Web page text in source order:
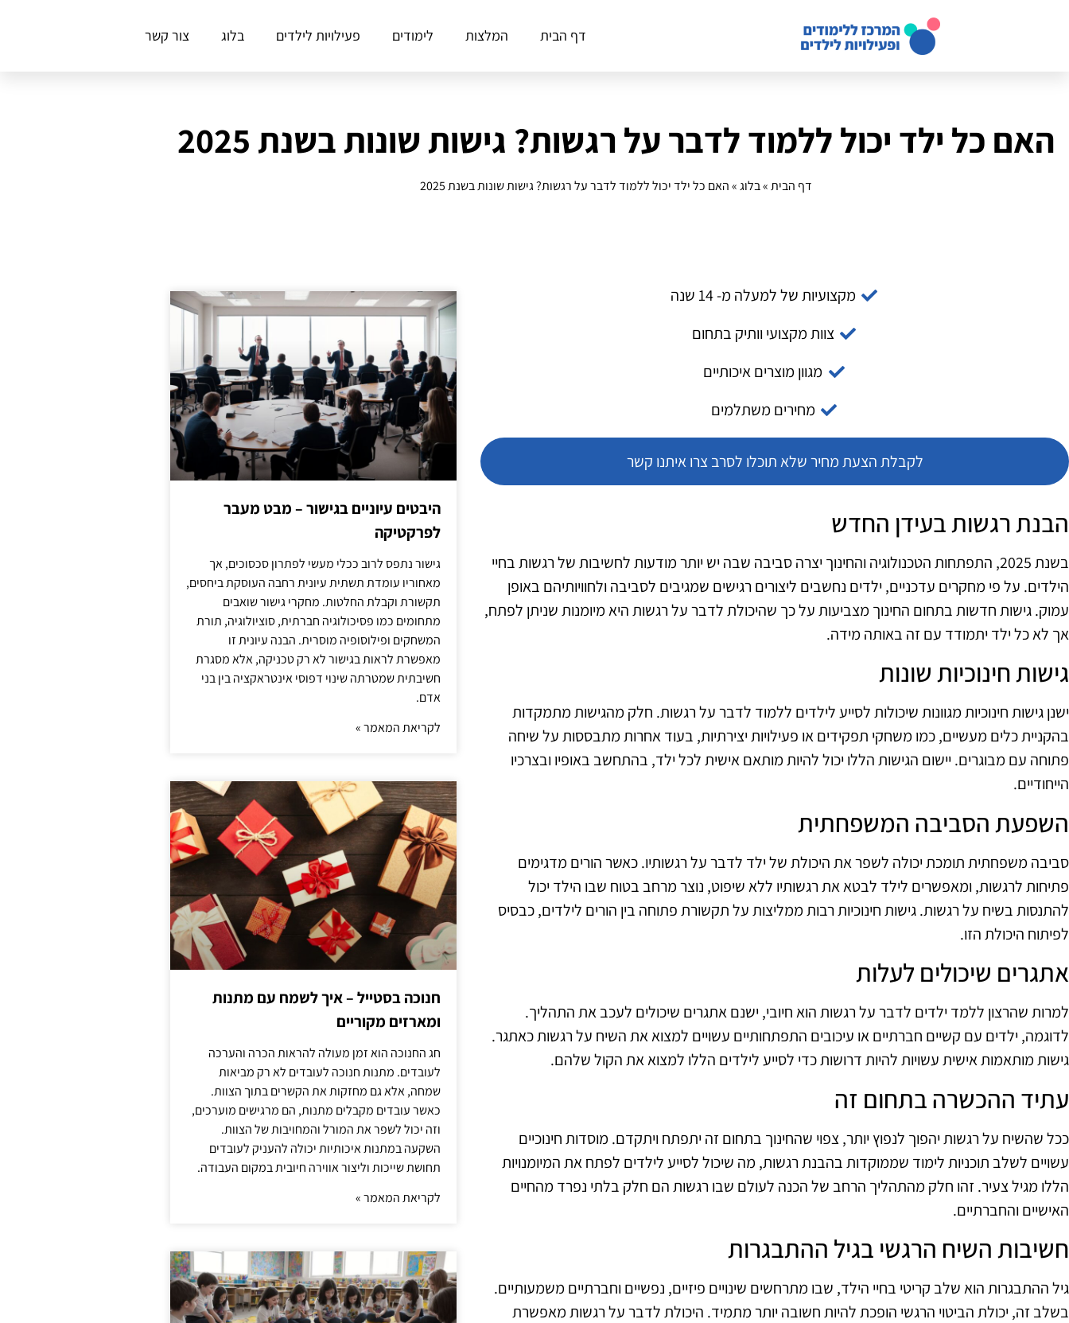
דף הבית המלצות לימודים פעילויות לילדים בלוג צור קשר
האם כל ילד יכול ללמוד לדבר על רגשות? גישות שונות בשנת 2025
דף הבית»בלוג»האם כל ילד יכול ללמוד לדבר על רגשות? גישות שונות בשנת 2025
מקצועיות של למעלה מ- 14 שנה
צוות מקצועי וותיק בתחום
מגוון מוצרים איכותיים
מחירים משתלמים
לקבלת הצעת מחיר שלא תוכלו לסרב צרו איתנו קשר
הבנת רגשות בעידן החדש
בשנת 2025, התפתחות הטכנולוגיה והחינוך יצרה סביבה שבה יש יותר מודעות לחשיבות של רגשות בחיי
הילדים. על פי מחקרים עדכניים, ילדים נחשבים ליצורים רגישים שמגיבים לסביבה ולחוויותיהם באופן
עמוק. גישות חדשות בתחום החינוך מצביעות על כך שהיכולת לדבר על רגשות היא מיומנות שניתן לפתח,
אך לא כל ילד יתמודד עם זה באותה מידה.
גישות חינוכיות שונות
ישנן גישות חינוכיות מגוונות שיכולות לסייע לילדים ללמוד לדבר על רגשות. חלק מהגישות מתמקדות
בהקניית כלים מעשיים, כמו משחקי תפקידים או פעילויות יצירתיות, בעוד אחרות מתבססות על שיחה
פתוחה עם מבוגרים. יישום הגישות הללו יכול להיות מותאם אישית לכל ילד, בהתחשב באופיו ובצרכיו
הייחודיים.
השפעת הסביבה המשפחתית
סביבה משפחתית תומכת יכולה לשפר את היכולת של ילד לדבר על רגשותיו. כאשר הורים מדגימים
פתיחות לרגשות, ומאפשרים לילד לבטא את רגשותיו ללא שיפוט, נוצר מרחב בטוח שבו הילד יכול
להתנסות בשיח על רגשות. גישות חינוכיות רבות ממליצות על תקשורת פתוחה בין הורים לילדים, כבסיס
לפיתוח היכולת הזו.
אתגרים שיכולים לעלות
למרות שהרצון ללמד ילדים לדבר על רגשות הוא חיובי, ישנם אתגרים שיכולים לעכב את התהליך.
לדוגמה, ילדים עם קשיים חברתיים או עיכובים התפתחותיים עשויים למצוא את השיח על רגשות כאתגר.
גישות מותאמות אישית עשויות להיות דרושות כדי לסייע לילדים הללו למצוא את הקול שלהם.
עתיד ההכשרה בתחום זה
ככל שהשיח על רגשות יהפוך לנפוץ יותר, צפוי שהחינוך בתחום זה יתפתח ויתקדם. מוסדות חינוכיים
עשויים לשלב תוכניות לימוד שממוקדות בהבנת רגשות, מה שיכול לסייע לילדים לפתח את המיומנויות
הללו מגיל צעיר. זהו חלק מהתהליך הרחב של הכנה לעולם שבו רגשות הם חלק בלתי נפרד מהחיים
האישיים והחברתיים.
חשיבות השיח הרגשי בגיל ההתבגרות
גיל ההתבגרות הוא שלב קריטי בחיי הילד, שבו מתרחשים שינויים פיזיים, נפשיים וחברתיים משמעותיים.
בשלב זה, יכולת הביטוי הרגשי הופכת להיות חשובה יותר מתמיד. היכולת לדבר על רגשות מאפשרת
היבטים עיוניים בגישור – מבט מעבר
לפרקטיקה
גישור נתפס לרוב ככלי מעשי לפתרון סכסוכים, אך
מאחוריו עומדת תשתית עיונית רחבה העוסקת ביחסים,
תקשורת וקבלת החלטות. מחקרי גישור שואבים
מתחומים כמו פסיכולוגיה חברתית, סוציולוגיה, תורת
המשחקים ופילוסופיה מוסרית. הבנה עיונית זו
מאפשרת לראות בגישור לא רק טכניקה, אלא מסגרת
חשיבתית שמטרתה שינוי דפוסי אינטראקציה בין בני
אדם.
לקריאת המאמר »
חנוכה בסטייל – איך לשמח עם מתנות
ומארזים מקוריים
חג החנוכה הוא זמן מעולה להראות הכרה והערכה
לעובדים. מתנות חנוכה לעובדים לא רק מביאות
שמחה, אלא גם מחזקות את הקשרים בתוך הצוות.
כאשר עובדים מקבלים מתנות, הם מרגישים מוערכים,
וזה יכול לשפר את המורל והמחויבות של הצוות.
השקעה במתנות איכותיות יכולה להעניק לעובדים
תחושת שייכות וליצור אווירה חיובית במקום העבודה.
לקריאת המאמר »